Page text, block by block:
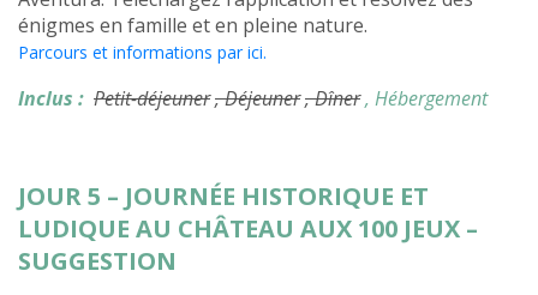
énigmes en famille et en pleine nature.
Parcours et informations par ici.
Inclus : Petit-déjeuner, Déjeuner, Dîner, Hébergement
JOUR 5 – JOURNÉE HISTORIQUE ET
LUDIQUE AU CHÂTEAU AUX 100 JEUX –
SUGGESTION